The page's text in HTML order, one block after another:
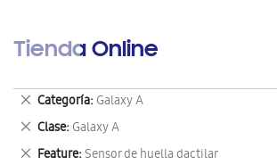
Tienda Online
Categoría Galaxy A
Eliminar
este
artículo
Clase Galaxy A
Eliminar
este
Feature Sensor de huella dactilar
Eliminar